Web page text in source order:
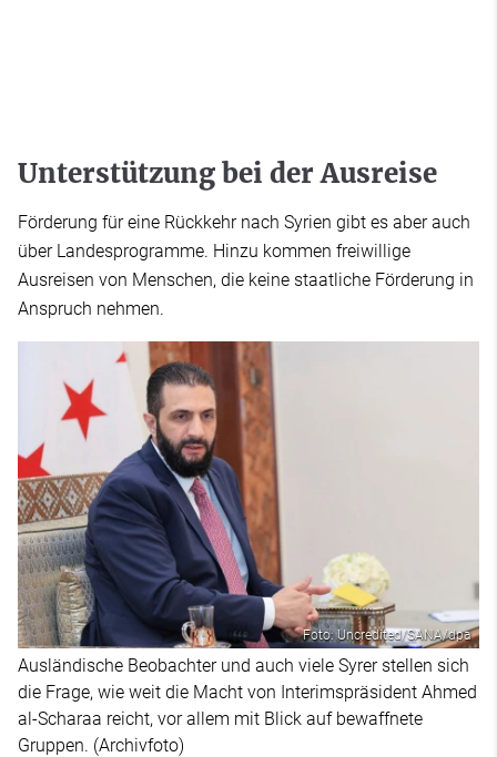
Unterstützung bei der Ausreise
Förderung für eine Rückkehr nach Syrien gibt es aber auch
über Landesprogramme. Hinzu kommen freiwillige
Ausreisen von Menschen, die keine staatliche Förderung in
Anspruch nehmen.
Foto: Uncredited/SANA/dpa
Ausländische Beobachter und auch viele Syrer stellen sich
die Frage, wie weit die Macht von Interimspräsident Ahmed
al-Scharaa reicht, vor allem mit Blick auf bewaffnete
Gruppen. (Archivfoto)